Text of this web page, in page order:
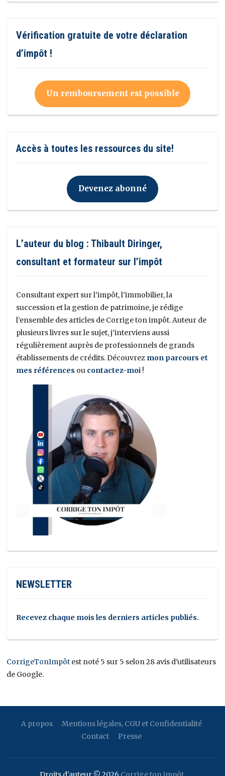
Vérification gratuite de votre déclaration
d’impôt !
Un remboursement est possible
Accès à toutes les ressources du site!
Devenez abonné
L’auteur du blog : Thibault Diringer,
consultant et formateur sur l’impôt
Consultant expert sur l’impôt, l’immobilier, la
succession et la gestion de patrimoine, je rédige
l’ensemble des articles de Corrige ton impôt. Auteur de
plusieurs livres sur le sujet, j’interviens aussi
régulièrement auprès de professionnels de grands
établissements de crédits. Découvrez mon parcours et
mes références ou contactez-moi !
NEWSLETTER
Recevez chaque mois les derniers articles publiés.
CorrigeTonImpôt est noté 5 sur 5 selon 28 avis d'utilisateurs
de Google.
A propos
Mentions légales, CGU et Confidentialité
Contact
Presse